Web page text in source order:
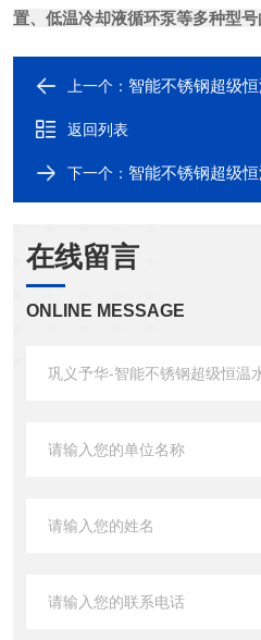
置、低温冷却液循环泵等多种型
上一个： 智能不锈钢超级恒温水槽
返回列表
下一个： 智能不锈钢超级恒温水槽SYC，流
在线留言
ONLINE MESSAGE